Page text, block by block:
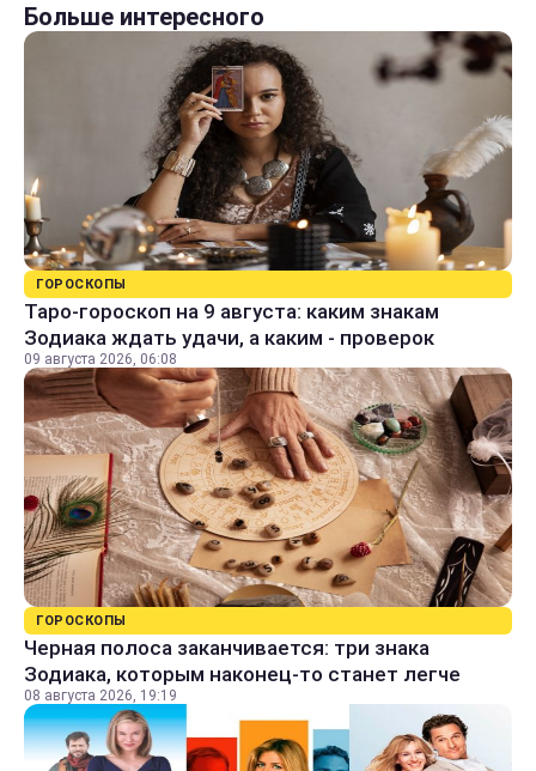
Больше интересного
ГОРОСКОПЫ
Таро-гороскоп на 9 августа: каким знакам
Зодиака ждать удачи, а каким - проверок
09 августа 2026, 06:08
ГОРОСКОПЫ
Черная полоса заканчивается: три знака
Зодиака, которым наконец-то станет легче
08 августа 2026, 19:19